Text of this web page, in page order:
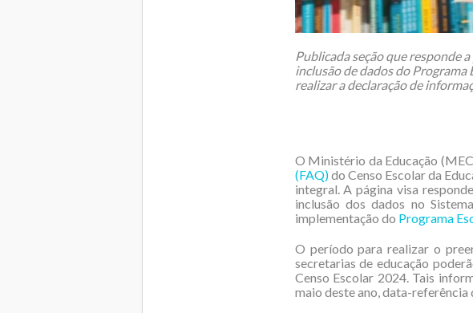
Publicada seção que responde
inclusão de dados do Programa
realizar a declaração de
O Ministério da Educação
(FAQ)do Censo Escolar da
integral. A página visa
inclusão dos dados no
implementação do Programa
O período para realizar o
secretarias de educação
Censo Escolar 2024. Tais
maio deste ano, data-referência